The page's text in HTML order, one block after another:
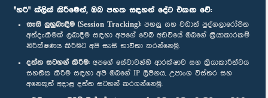
"හරි" ක්ලික් කිරීමෙන්, ඔබ පහත සඳහන් දේට එකඟ වේ:
සැසි ලුහුබැඳීම (Session Tracking): පහසු සහ වඩාත් පුද්ගලාරෝපිත
අත්දැකීමක් ලබාදීම සඳහා අපගේ වෙබ් අඩවියේ ඔබගේ ක්‍රියාකාරකම්
නිරීක්ෂණය කිරීමට අපි සැසි භාවිතා කරන්නෙමු.
දත්ත සටහන් කිරීම: අපගේ සේවාවන්හි ආරක්ෂාව සහ ක්‍රියාකාරීත්වය
සහතික කිරීම සඳහා අපි ඔබගේ IP ලිපිනය, උපාංග විස්තර සහ
අනෙකුත් අදාළ දත්ත සටහන් කරගන්නෙමු.
අප හා සම්බන්ධ වී සිටින්න :